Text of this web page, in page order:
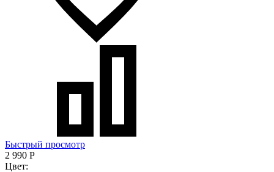
Быстрый просмотр
2 990 Р
Цвет: